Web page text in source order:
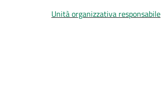
Unità organizzativa responsabile